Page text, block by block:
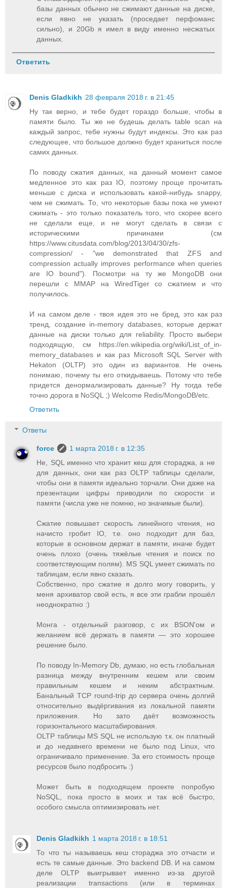
базы данных обычно не сжимают данные на диске,
если явно не указать (проседает перфоманс
сильно), и 20Gb я имел в виду именно несжатых
данных.
Ответить
Denis Gladkikh 28 февраля 2018 г. в 21:45
Ну так верно, и тебе будет гораздо больше, чтобы в
памяти было. Ты же не будешь делать table scan на
каждый запрос, тебе нужны будут индексы. Это как раз
следующее, что большое должно будет храниться после
самих данных.
По поводу сжатия данных, на данный момент самое
медленное это как раз IO, поэтому проще прочитать
меньше с диска и использовать какой-нибудь snappy,
чем не сжимать. То, что некоторые базы пока не умеют
сжимать - это только показатель того, что скорее всего
не сделали еще, и не могут сделать в связи с
историческими причинами (см
https://www.citusdata.com/blog/2013/04/30/zfs-
compression/ - "we demonstrated that ZFS and
compression actually improves performance when queries
are IO bound"). Посмотри на ту же MongoDB они
перешли с MMAP на WiredTiger со сжатием и что
получилось.
И на самом деле - твоя идея это не бред, это как раз
тренд, создание in-memory databases, которые держат
данные на диски только для reliability. Просто выбери
подходящую, см https://en.wikipedia.org/wiki/List_of_in-
memory_databases и как раз Microsoft SQL Server with
Hekaton (OLTP) это один из вариантов. Не очень
понимаю, почему ты его откидываешь. Потому что тебе
придется денормализировать данные? Ну тогда тебе
точно дорога в NoSQL ;) Welcome Redis/MongoDB/etc.
Ответить
Ответы
force
1 марта 2018 г. в 12:35
Не, SQL именно что хранит кеш для стораджа, а не
для данных, они как раз OLTP таблицы сделали,
чтобы они в памяти идеально торчали. Они даже на
презентации цифры приводили по скорости и
памяти (числа уже не помню, но значимые были).
Сжатие повышает скорость линейного чтения, но
начисто гробит IO, т.е. оно подходит для баз,
которые в основном держат в памяти, иначе будет
очень плохо (очень тяжёлые чтения и поиск по
соответствующим полям). MS SQL умеет сжимать по
таблицам, если явно сказать.
Собственно, про сжатие я долго могу говорить, у
меня архиватор свой есть, я все эти грабли прошёл
неоднократно :)
Монга - отдельный разговор, с их BSON'ом и
желанием всё держать в памяти — это хорошее
решение было.
По поводу In-Memory Db, думаю, но есть глобальная
разница между внутренним кешем или своим
правильным кешем и неким абстрактным.
Банальный TCP round-trip до сервера очень долгий
относительно выдёргивания из локальной памяти
приложения. Но зато даёт возможность
горизонтального масштабирования.
OLTP таблицы MS SQL не использую т.к. он платный
и до недавнего времени не было под Linux, что
ограничивало применение. За его стоимость проще
ресурсов было подбросить :)
Может быть в подходящем проекте попробую
NoSQL, пока просто в моих и так всё быстро,
особого смысла оптимизировать нет.
Denis Gladkikh 1 марта 2018 г. в 18:51
То что ты называешь кеш стораджа это отчасти и
есть те самые данные. Это backend DB. И на самом
деле OLTP выигрывает именно из-за другой
реализации transactions (или в терминах